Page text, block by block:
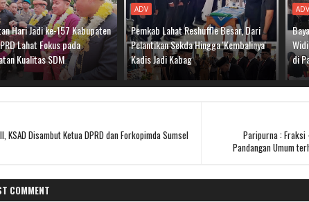
Hari Jadi ke-157 Kabupaten
Lahat Fokus pada
Kualitas SDM
ADV
Pemkab Lahat Reshuffle Besar, Dari
Pelantikan Sekda Hingga 'Kembalinya'
Kadis Jadi Kabag
ADV
di
Paripurna : Fraksi
Pandangan Umum
KSAD Disambut Ketua DPRD dan Forkopimda Sumsel
COMMENT